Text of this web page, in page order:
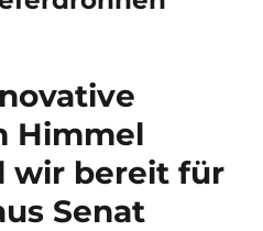
Himmel
wir bereit für
Senat